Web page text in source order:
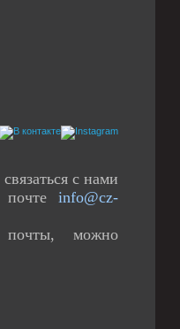
с нами
info@cz-
почты, можно